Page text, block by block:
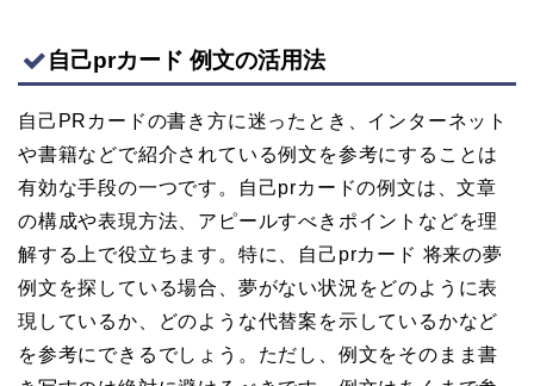
自己prカード 例文の活用法
自己PRカードの書き方に迷ったとき、インターネット
や書籍などで紹介されている例文を参考にすることは
有効な手段の一つです。自己prカードの例文は、文章
の構成や表現方法、アピールすべきポイントなどを理
解する上で役立ちます。特に、自己prカード 将来の夢
例文を探している場合、夢がない状況をどのように表
現しているか、どのような代替案を示しているかなど
を参考にできるでしょう。ただし、例文をそのまま書